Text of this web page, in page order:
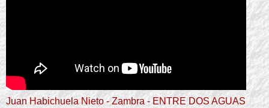
Juan Habichuela Nieto - Zambra - ENTRE DOS AGUAS